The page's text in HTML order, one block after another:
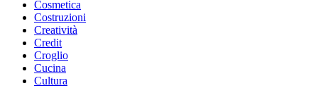
Cosmetica
Costruzioni
Creatività
Credit
Croglio
Cucina
Cultura